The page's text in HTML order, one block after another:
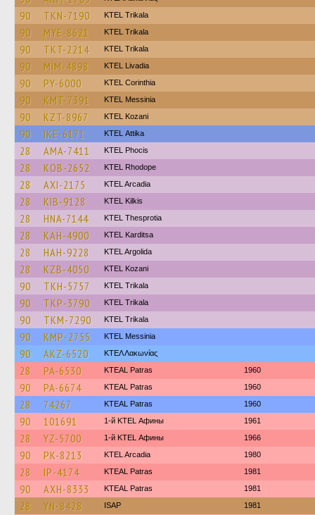
90 TKN-7190 ΚΤΕL Τrikala
90 MYE-8621 ΚΤΕL Τrikala
90 TKT-2214 ΚΤΕL Τrikala
90 MIM-4898 KTEL Livadia
90 PY-6000 KTEL Corinthia
90 KMT-7391 KTEL Messinia
90 KZT-8967 ΚΤΕL Kozani
90 IKE-6171 KΤΕL Αttika
28 AMA-7411 ΚΤΕL Phocis
28 KOB-2652 KTEL Rhodope
28 AXI-2175 KTEL Arcadia
28 KIB-9128 KTEL Kilkis
28 HNA-7144 KTEL Thesprotia
28 KAH-4900 ΚΤΕL Karditsa
28 HAH-9228 KTEL Argolida
28 KZB-4050 ΚΤΕL Kozani
90 TKH-5757 ΚΤΕL Τrikala
90 TKP-3790 ΚΤΕL Τrikala
90 TKM-7290 ΚΤΕL Τrikala
90 KMP-2755 KTEL Messinia
90 AKZ-6520 ΚΤΕΛ Λακωνίας
28 PA-6530 KTEAL Patras 1960
90 PA-6674 KTEAL Patras 1960
28 74267 KTEAL Patras 1960
90 101691 1-й KTEL Афины 1961
28 YZ-5700 1-й KTEL Афины 1966
90 PK-8213 KTEL Arcadia 1980
28 IP-4174 KTEAL Patras 1981
90 AXH-8333 KTEAL Patras 1981
28 YN-8428 ISAP 1981